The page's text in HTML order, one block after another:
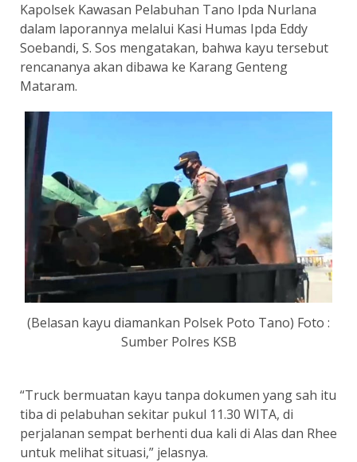
Kapolsek Kawasan Pelabuhan Tano Ipda Nurlana
dalam laporannya melalui Kasi Humas Ipda Eddy
Soebandi, S. Sos mengatakan, bahwa kayu tersebut
rencananya akan dibawa ke Karang Genteng
Mataram.
(Belasan kayu diamankan Polsek Poto Tano) Foto :
Sumber Polres KSB
“Truck bermuatan kayu tanpa dokumen yang sah itu
tiba di pelabuhan sekitar pukul 11.30 WITA, di
perjalanan sempat berhenti dua kali di Alas dan Rhee
untuk melihat situasi,” jelasnya.